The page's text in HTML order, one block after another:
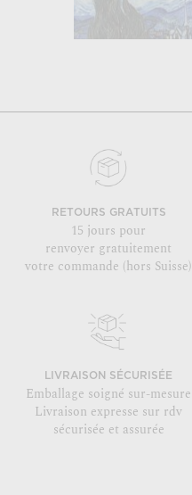
RETOURS GRATUITS
15 jours pour
renvoyer gratuitement
votre commande (hors Suisse)
LIVRAISON SÉCURISÉE
Emballage soigné sur-mesure
Livraison expresse sur rdv
sécurisée et assurée